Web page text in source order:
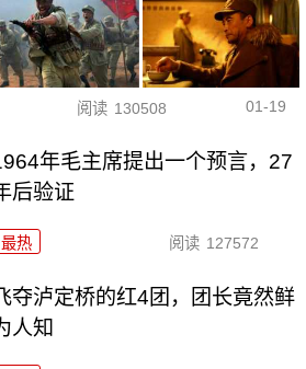
阅读 130508 01-19
年毛主席提出一个预言，27
后验证
最热 阅读 127572
飞夺泸定桥的红4团，团长竟然鲜
人知